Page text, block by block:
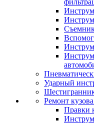
Ударный
Ремонт
Правки